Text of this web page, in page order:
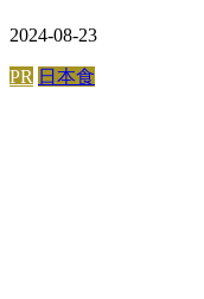
2024-08-23
PR 日本食